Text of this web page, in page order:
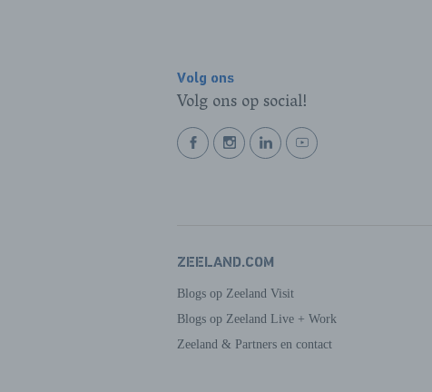
Volg ons
Volg ons op social!
BEKIJKBEKIJKBEKIJKBEKIJK
ZEELAND.COM
Blogs op Zeeland Visit
Blogs op Zeeland Live + Work
Zeeland & Partners en contact